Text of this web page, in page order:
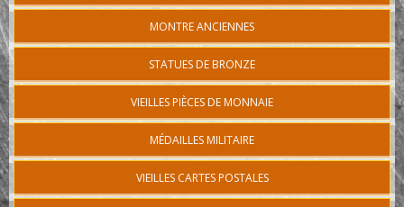
MONTRE ANCIENNES
STATUES DE BRONZE
VIEILLES PIÈCES DE MONNAIE
MÉDAILLES MILITAIRE
VIEILLES CARTES POSTALES